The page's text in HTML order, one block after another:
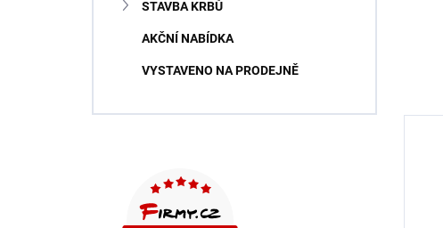
STAVBA KRBŮ
AKČNÍ NABÍDKA
VYSTAVENO NA PRODEJNĚ